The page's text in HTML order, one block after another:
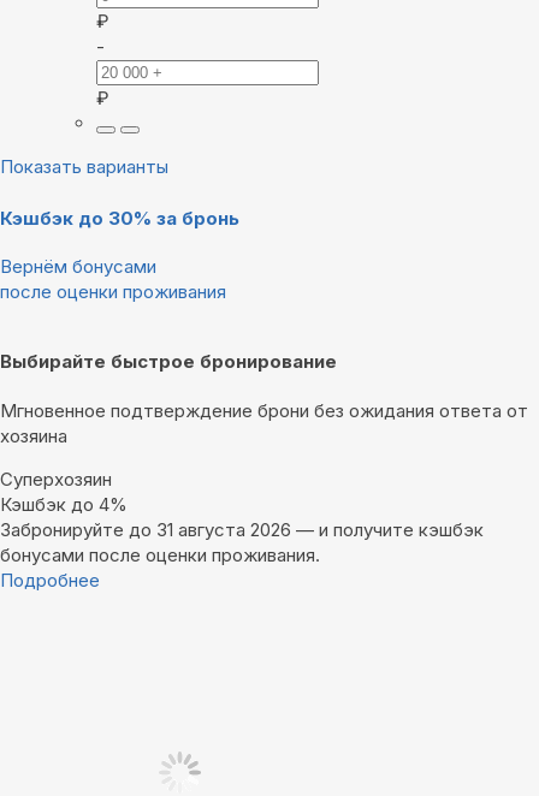
₽
-
₽
Показать варианты
Кэшбэк до 30% за бронь
Вернём бонусами
после оценки проживания
Выбирайте быстрое бронирование
Мгновенное подтверждение брони без ожидания ответа от
хозяина
Суперхозяин
Кэшбэк до 4%
Забронируйте до 31 августа 2026 — и получите кэшбэк
бонусами после оценки проживания.
Подробнее